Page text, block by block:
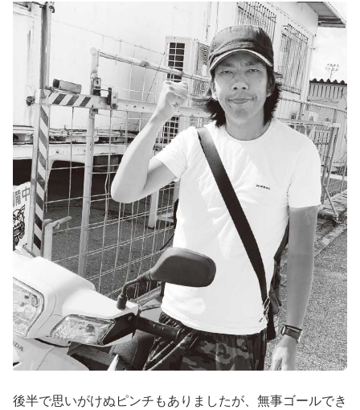
後半で思いがけぬピンチもありましたが、無事ゴールでき